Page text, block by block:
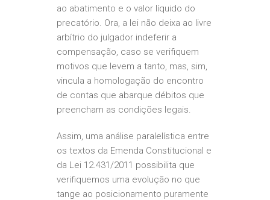
ao abatimento e o valor líquido do
precatório. Ora, a lei não deixa ao livre
arbítrio do julgador indeferir a
compensação, caso se verifiquem
motivos que levem a tanto, mas, sim,
vincula a homologação do encontro
de contas que abarque débitos que
preencham as condições legais.
Assim, uma análise paralelística entre
os textos da Emenda Constitucional e
da Lei 12.431/2011 possibilita que
verifiquemos uma evolução no que
tange ao posicionamento puramente